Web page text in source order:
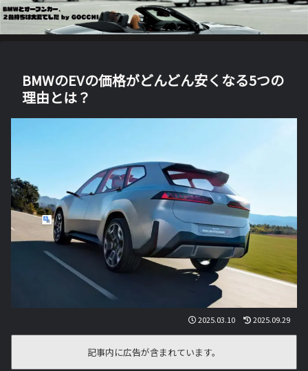
BMWのEVの価格がどんどん安くなる5つの
理由とは？
2025.03.10 2025.09.29
記事内に広告が含まれています。